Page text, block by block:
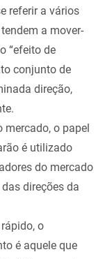
referir a vários
a mover-
“efeito de
conjunto de
direção,
o papel
é utilizado
do mercado
direções da
o
é aquele que